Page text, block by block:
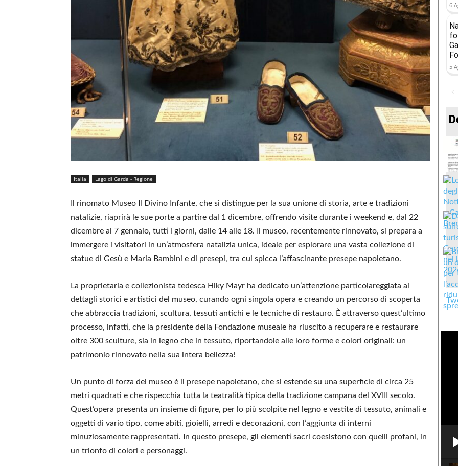
Italia Lago di Garda - Regione
Il rinomato Museo Il Divino Infante, che si distingue per la sua unione di storia, arte e tradizioni
natalizie, riaprirà le sue porte a partire dal 1 dicembre, offrendo visite durante i weekend e, dal 22
dicembre al 7 gennaio, tutti i giorni, dalle 14 alle 18. Il museo, recentemente rinnovato, si prepara a
immergere i visitatori in un’atmosfera natalizia unica, ideale per esplorare una vasta collezione di
statue di Gesù e Maria Bambini e di presepi, tra cui spicca l’affascinante presepe napoletano.
La proprietaria e collezionista tedesca Hiky Mayr ha dedicato un’attenzione particolareggiata ai
dettagli storici e artistici del museo, curando ogni singola opera e creando un percorso di scoperta
che abbraccia tradizioni, scultura, tessuti antichi e le tecniche di restauro. È attraverso quest’ultimo
processo, infatti, che la presidente della Fondazione museale ha riuscito a recuperare e restaurare
oltre 300 sculture, sia in legno che in tessuto, riportandole alle loro forme e colori originali: un
patrimonio rinnovato nella sua intera bellezza!
Un punto di forza del museo è il presepe napoletano, che si estende su una superficie di circa 25
metri quadrati e che rispecchia tutta la teatralità tipica della tradizione campana del XVIII secolo.
Quest’opera presenta un insieme di figure, per lo più scolpite nel legno e vestite di tessuto, animali e
oggetti di vario tipo, come abiti, gioielli, arredi e decorazioni, con l’aggiunta di interni
minuziosamente rappresentati. In questo presepe, gli elementi sacri coesistono con quelli profani, in
un trionfo di colori e personaggi.
6
5